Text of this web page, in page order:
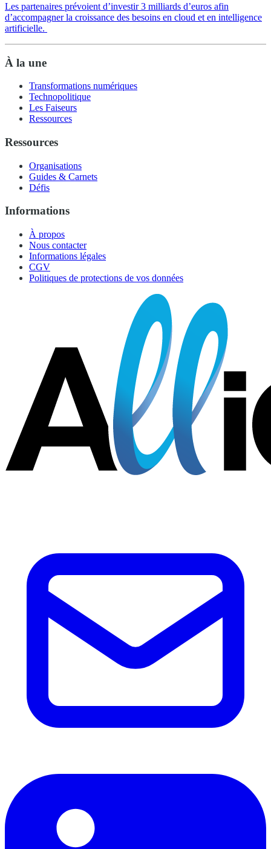
Les partenaires prévoient d’investir 3 milliards d’euros afin
d’accompagner la croissance des besoins en cloud et en intelligence
artificielle.
À la une
Transformations numériques
Technopolitique
Les Faiseurs
Ressources
Ressources
Organisations
Guides & Carnets
Défis
Informations
À propos
Nous contacter
Informations légales
CGV
Politiques de protections de vos données